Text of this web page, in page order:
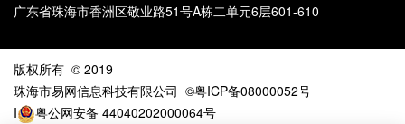
广东省珠海市香洲区敬业路51号A栋二单元6层601-610
版权所有 © 2019
珠海市易网信息科技有限公司 ©粤ICP备08000052号
I
粤公网安备 44040202000064号